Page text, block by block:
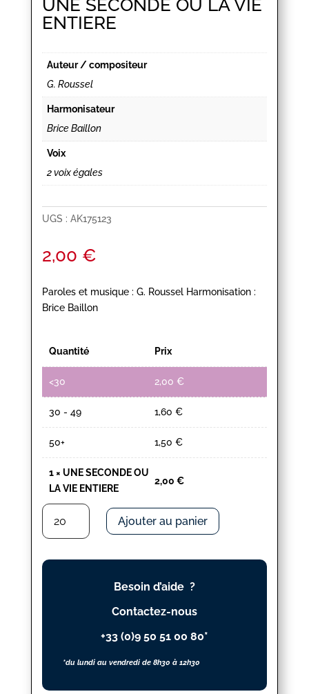
UNE SECONDE OU LA VIE
ENTIERE
Auteur / compositeur
G. Roussel
Harmonisateur
Brice Baillon
Voix
2 voix égales
UGS : AK175123
2,00 €
Paroles et musique : G. Roussel Harmonisation :
Brice Baillon
Quantité Prix
<30 2,00 €
30 - 49 1,60 €
50+ 1,50 €
1× UNE SECONDE OU
LA VIE ENTIERE
2,00 €
quantité
UNE
SECONDE
Ajouter au panier
Besoin d’aide ?
Contactez-nous
+33 (0)9 50 51 00 80*
*du lundi au vendredi de 8h30 à 12h30